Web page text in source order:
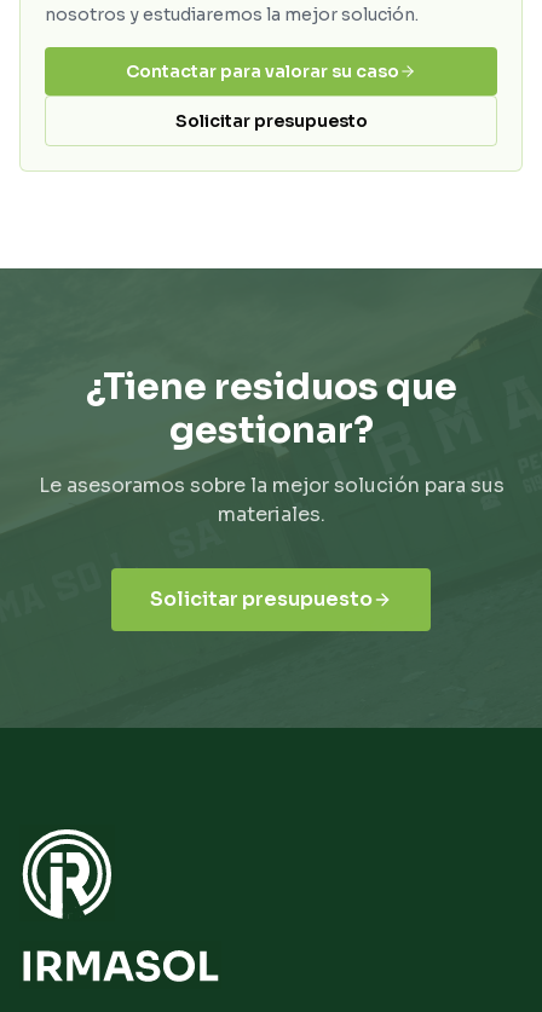
nosotros y estudiaremos la mejor solución.
Contactar para valorar su caso
Solicitar presupuesto
¿Tiene residuos que
gestionar?
Le asesoramos sobre la mejor solución para sus
materiales.
Solicitar presupuesto